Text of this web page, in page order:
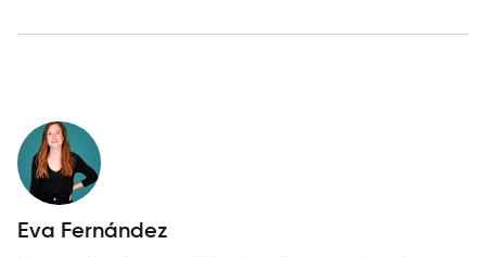
Eva Fernández